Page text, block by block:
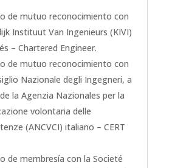
de mutuo reconocimiento con
Instituut Van Ingenieurs (KIVI)
– Chartered Engineer.
de mutuo reconocimiento con
Nazionale degli Ingegneri, a
la Agenzia Nazionales per la
volontaria delle
(ANCVCI) italiano – CERT
de membresía con la Societé